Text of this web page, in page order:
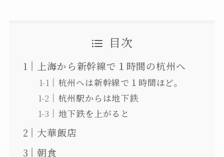
目次
上海から新幹線で１時間の杭州へ
杭州へは新幹線で１時間ほど。
杭州駅からは地下鉄
地下鉄を上がると
大華飯店
朝食